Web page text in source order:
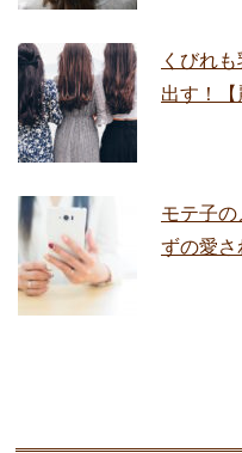
くびれ
出す！【
モテ子
ずの愛さ